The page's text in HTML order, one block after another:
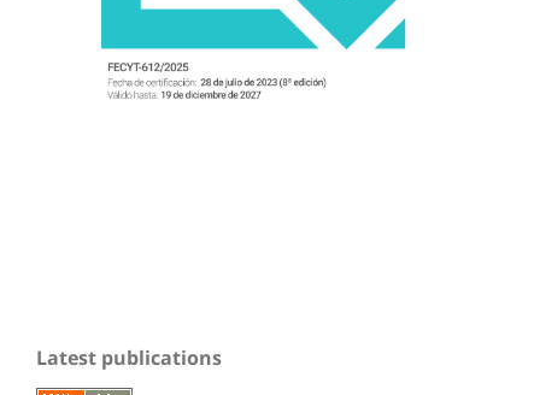
Latest publications